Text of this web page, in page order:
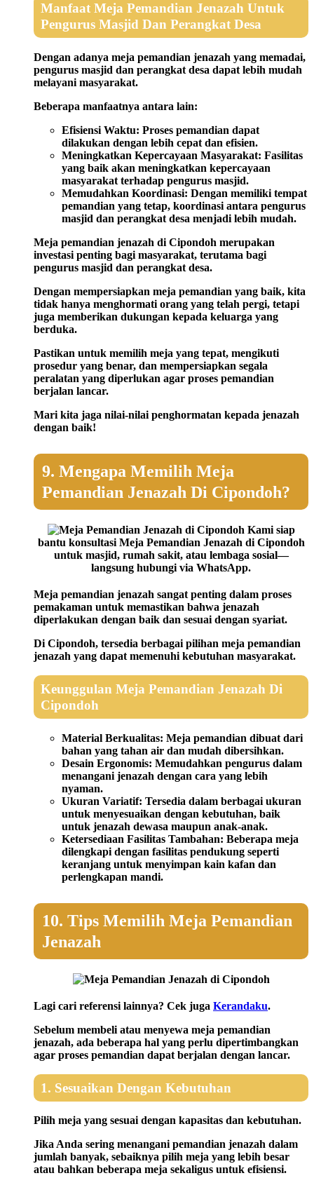
Manfaat Meja Pemandian Jenazah Untuk
Pengurus Masjid Dan Perangkat Desa
Dengan adanya meja pemandian jenazah yang memadai,
pengurus masjid dan perangkat desa dapat lebih mudah
melayani masyarakat.
Beberapa manfaatnya antara lain:
Efisiensi Waktu: Proses pemandian dapat
dilakukan dengan lebih cepat dan efisien.
Meningkatkan Kepercayaan Masyarakat: Fasilitas
yang baik akan meningkatkan kepercayaan
masyarakat terhadap pengurus masjid.
Memudahkan Koordinasi: Dengan memiliki tempat
pemandian yang tetap, koordinasi antara pengurus
masjid dan perangkat desa menjadi lebih mudah.
Meja pemandian jenazah di Cipondoh merupakan
investasi penting bagi masyarakat, terutama bagi
pengurus masjid dan perangkat desa.
Dengan mempersiapkan meja pemandian yang baik, kita
tidak hanya menghormati orang yang telah pergi, tetapi
juga memberikan dukungan kepada keluarga yang
berduka.
Pastikan untuk memilih meja yang tepat, mengikuti
prosedur yang benar, dan mempersiapkan segala
peralatan yang diperlukan agar proses pemandian
berjalan lancar.
Mari kita jaga nilai-nilai penghormatan kepada jenazah
dengan baik!
9. Mengapa Memilih Meja
Pemandian Jenazah Di Cipondoh?
Kami siap
bantu konsultasi Meja Pemandian Jenazah di Cipondoh
untuk masjid, rumah sakit, atau lembaga sosial—
langsung hubungi via WhatsApp.
Meja pemandian jenazah sangat penting dalam proses
pemakaman untuk memastikan bahwa jenazah
diperlakukan dengan baik dan sesuai dengan syariat.
Di Cipondoh, tersedia berbagai pilihan meja pemandian
jenazah yang dapat memenuhi kebutuhan masyarakat.
Keunggulan Meja Pemandian Jenazah Di
Cipondoh
Material Berkualitas: Meja pemandian dibuat dari
bahan yang tahan air dan mudah dibersihkan.
Desain Ergonomis: Memudahkan pengurus dalam
menangani jenazah dengan cara yang lebih
nyaman.
Ukuran Variatif: Tersedia dalam berbagai ukuran
untuk menyesuaikan dengan kebutuhan, baik
untuk jenazah dewasa maupun anak-anak.
Ketersediaan Fasilitas Tambahan: Beberapa meja
dilengkapi dengan fasilitas pendukung seperti
keranjang untuk menyimpan kain kafan dan
perlengkapan mandi.
10. Tips Memilih Meja Pemandian
Jenazah
Lagi cari referensi lainnya? Cek juga Kerandaku.
Sebelum membeli atau menyewa meja pemandian
jenazah, ada beberapa hal yang perlu dipertimbangkan
agar proses pemandian dapat berjalan dengan lancar.
1. Sesuaikan Dengan Kebutuhan
Pilih meja yang sesuai dengan kapasitas dan kebutuhan.
Jika Anda sering menangani pemandian jenazah dalam
jumlah banyak, sebaiknya pilih meja yang lebih besar
atau bahkan beberapa meja sekaligus untuk efisiensi.